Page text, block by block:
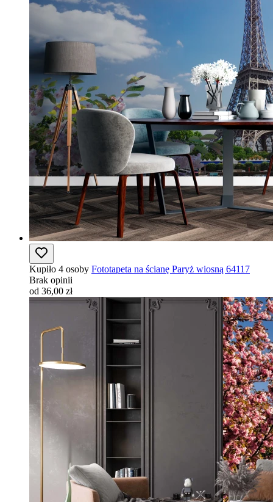
Kupiło 4 osoby Fototapeta na ścianę Paryż wiosną 64117
Brak opinii
od 36,00 zł